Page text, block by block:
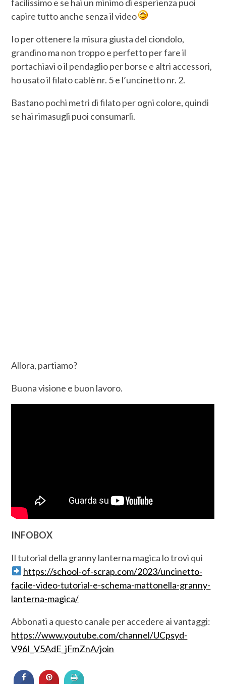
facilissimo e se hai un minimo di esperienza puoi
capire tutto anche senza il video
Io per ottenere la misura giusta del ciondolo,
grandino ma non troppo e perfetto per fare il
portachiavi o il pendaglio per borse e altri accessori,
ho usato il filato cablè nr. 5 e l’uncinetto nr. 2.
Bastano pochi metri di filato per ogni colore, quindi
se hai rimasugli puoi consumarli.
Allora, partiamo?
Buona visione e buon lavoro.
INFOBOX
Il tutorial della granny lanterna magica lo trovi qui
https://school-of-scrap.com/2023/uncinetto-
facile-video-tutorial-e-schema-mattonella-granny-
lanterna-magica/
Abbonati a questo canale per accedere ai vantaggi:
https://www.youtube.com/channel/UCpsyd-
V96I_V5AdE_jFmZnA/join